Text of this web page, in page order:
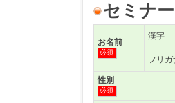
セミナ
お名前
必須
漢字
フリガ
性別
必須